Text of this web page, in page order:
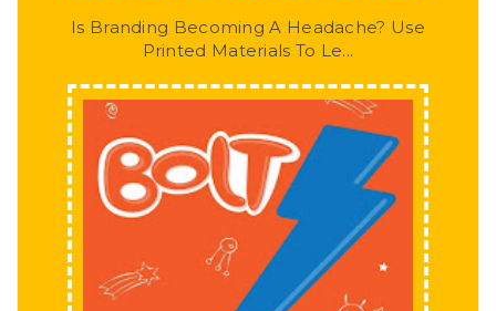
Is Branding Becoming A Headache? Use
Printed Materials To Le...